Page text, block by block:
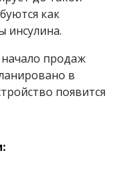
как
инсулина.
продаж
в
появится